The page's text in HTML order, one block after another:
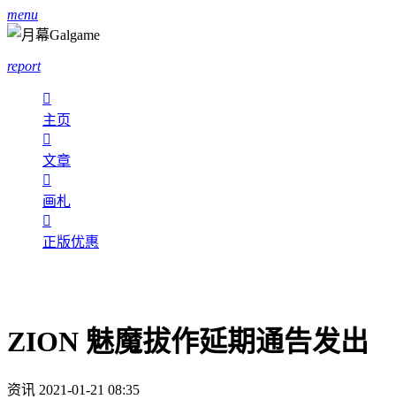
menu
report

主页

文章

画札

正版优惠
ZION 魅魔拔作延期通告发出
资讯 2021-01-21 08:35